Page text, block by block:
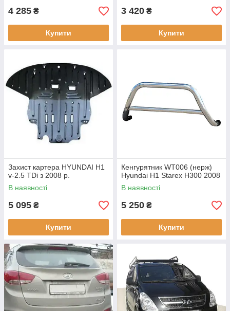
4 285 ₴
Купити
3 420 ₴
Купити
Захист картера HYUNDAI H1
v-2.5 TDi з 2008 р.
В наявності
5 095 ₴
Купити
Кенгурятник WT006 (нерж)
Hyundai H1 Starex H300 2008
В наявності
5 250 ₴
Купити